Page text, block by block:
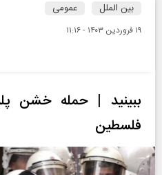
بین الملل عمومی
۱۹ فروردين ۱۴۰۳ - ۱۱:۱۶
ببینید | حمله خشن
فلسطین